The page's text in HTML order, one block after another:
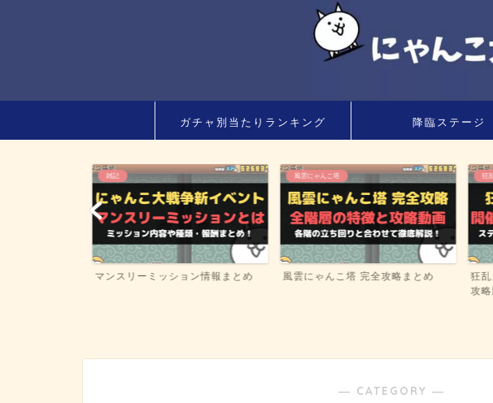
ガチャ別当たりランキング 降臨ステージ
雑記
マンスリーミッション情報まとめ
風雲にゃんこ塔
風雲にゃんこ塔 完全攻略まとめ
狂乱
狂乱
攻略
― CATEGORY ―